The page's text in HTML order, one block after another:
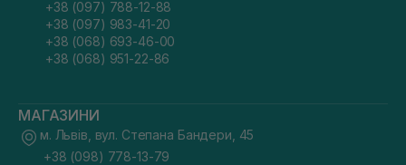
+38 (097) 788-12-88
+38 (097) 983-41-20
+38 (068) 693-46-00
+38 (068) 951-22-86
МАГАЗИНИ
м. Львів, вул. Степана Бандери, 45
+38 (098) 778-13-79